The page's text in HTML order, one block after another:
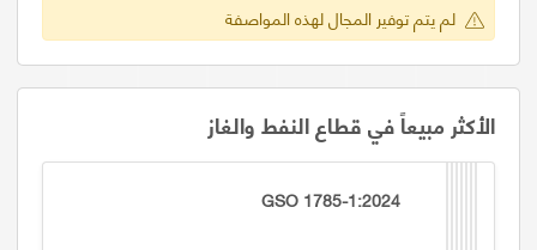
لم يتم توفير المجال لهذه المواصفة
الأكثر مبيعاً في قطاع النفط والغاز
GSO 1785-1:2024